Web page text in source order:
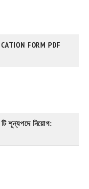
FORM PDF
শূন্যপদে নিয়োগ: